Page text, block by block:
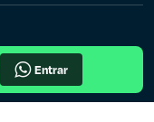
Entrar